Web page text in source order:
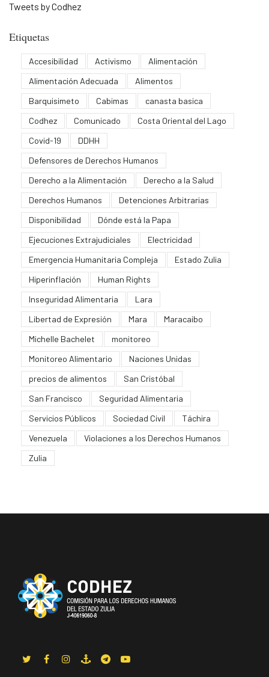
Tweets by Codhez
Etiquetas
Accesibilidad Activismo
Alimentación
Alimentación Adecuada
Alimentos
Barquisimeto
Cabimas
canasta basica
Codhez
Comunicado
Costa Oriental del Lago
Covid-19
DDHH
Defensores de Derechos Humanos
Derecho a la Alimentación
Derecho a la Salud
Derechos Humanos
Detenciones Arbitrarias
Disponibilidad
Dónde está la Papa
Ejecuciones Extrajudiciales
Electricidad
Emergencia Humanitaria Compleja
Estado Zulia
Hiperinflación
Human Rights
Inseguridad Alimentaria
Lara
Libertad de Expresión
Mara
Maracaibo
Michelle Bachelet
monitoreo
Monitoreo Alimentario
Naciones Unidas
precios de alimentos
San Cristóbal
San Francisco
Seguridad Alimentaria
Servicios Públicos
Sociedad Civil
Táchira
Venezuela
Violaciones a los Derechos Humanos
Zulia